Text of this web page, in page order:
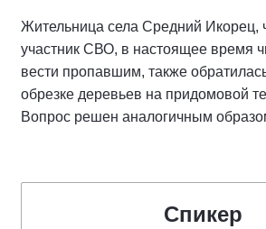
Жительница села Средний
участник СВО, в настоящее время
вести пропавшим, также
обрезке деревьев на придомовой
Вопрос решен аналогичным
Спикер